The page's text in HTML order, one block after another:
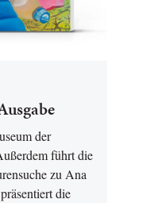
der
führt die
zu Ana
die